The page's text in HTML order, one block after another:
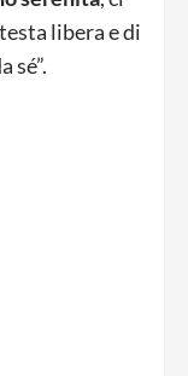
libera e di
sé”.